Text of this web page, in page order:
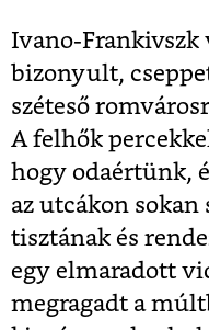
Ivano-Frankivszk
bizonyult,
széteső
A felhők
hogy odaértünk,
az utcákon
tisztának és
egy elmaradott
megragadt a